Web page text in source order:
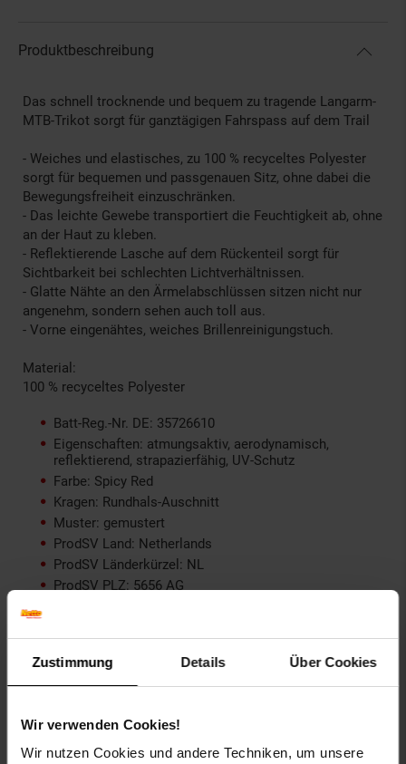
Zustimmung Details Über Cookies
Wir verwenden Cookies!
Wir nutzen Cookies und andere Techniken, um unsere
Produktbeschreibung
Das schnell trocknende und bequem zu tragende Langarm-
MTB-Trikot sorgt für ganztägigen Fahrspass auf dem Trail
- Weiches und elastisches, zu 100 % recyceltes Polyester
sorgt für bequemen und passgenauen Sitz, ohne dabei die
Bewegungsfreiheit einzuschränken.
- Das leichte Gewebe transportiert die Feuchtigkeit ab, ohne
an der Haut zu kleben.
- Reflektierende Lasche auf dem Rückenteil sorgt für
Sichtbarkeit bei schlechten Lichtverhältnissen.
- Glatte Nähte an den Ärmelabschlüssen sitzen nicht nur
angenehm, sondern sehen auch toll aus.
- Vorne eingenähtes, weiches Brillenreinigungstuch.
Material:
100 % recyceltes Polyester
Batt-Reg.-Nr. DE: 35726610
Eigenschaften: atmungsaktiv, aerodynamisch,
reflektierend, strapazierfähig, UV-Schutz
Farbe: Spicy Red
Kragen: Rundhals-Auschnitt
Muster: gemustert
ProdSV Land: Netherlands
ProdSV Länderkürzel: NL
ProdSV PLZ: 5656 AG
Saison: Sommer
Stil: sportlich
Verschluss: kein Reisßverschluss
productSafety Address: High Tech Campus 92 5656